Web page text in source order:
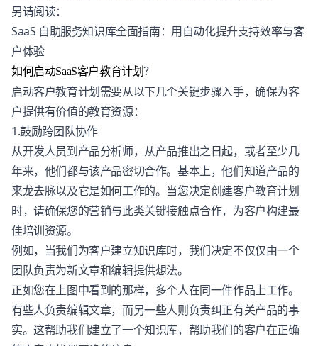
另请阅读：
SaaS 自助服务知识库全面指南：用自动化提升支持效率与客
户体验
如何启动SaaS客户教育计划？
启动客户教育计划需要从以下几个关键步骤入手，确保为客
户提供有价值的教育资源：
1.鼓励跨团队协作
从开发人员到产品分析师，从产品推出之日起，或者至少几
年来，他们都与该产品密切合作。基本上，他们知道产品的
来龙去脉以及它是如何工作的。当您决定创建客户教育计划
时，请确保您的营销与此类关键接触点合作，为客户构建最
佳培训资源。
例如，当我们为客户建立知识库时，我们决定不仅仅由一个
团队负责为新文章和编辑提供想法。
正如您在上图中看到的那样，多个人在同一件作品上工作。
有些人负责编辑文章，而另一些人则负责纠正有关产品的事
实。这帮助我们建立了一个知识库，帮助我们的客户在正确